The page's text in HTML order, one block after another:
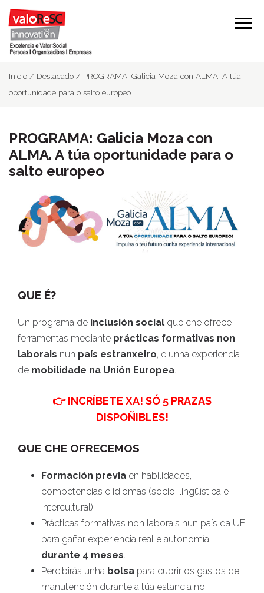
Inicio / Destacado / PROGRAMA: Galicia Moza con ALMA. A túa
oportunidade para o salto europeo
PROGRAMA: Galicia Moza con
ALMA. A túa oportunidade para o
salto europeo
QUE É?
Un programa de inclusión social que che ofrece
ferramentas mediante prácticas formativas non
laborais nun país estranxeiro, e unha experiencia
de mobilidade na Unión Europea.
👉 INCRÍBETE XA! SÓ 5 PRAZAS
DISPOÑIBLES!
QUE CHE OFRECEMOS
Formación previa en habilidades,
competencias e idiomas (socio-lingüística e
intercultural).
Prácticas formativas non laborais nun país da UE
para gañar experiencia real e autonomía
durante 4 meses.
Percibirás unha bolsa para cubrir os gastos de
manutención durante a túa estancia no